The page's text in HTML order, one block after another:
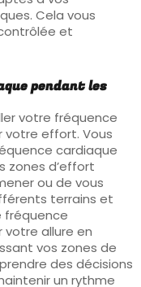
Cela vous
et
pendant les
votre fréquence
votre effort. Vous
cardiaque
zones d’effort
ou de vous
terrains et
fréquence
allure en
vos zones de
des décisions
un rythme